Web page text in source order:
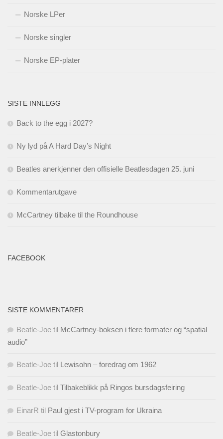
Norske LPer
Norske singler
Norske EP-plater
SISTE INNLEGG
Back to the egg i 2027?
Ny lyd på A Hard Day’s Night
Beatles anerkjenner den offisielle Beatlesdagen 25. juni
Kommentarutgave
McCartney tilbake til the Roundhouse
FACEBOOK
SISTE KOMMENTARER
Beatle-Joe til McCartney-boksen i flere formater og “spatial
audio”
Beatle-Joe til Lewisohn – foredrag om 1962
Beatle-Joe til Tilbakeblikk på Ringos bursdagsfeiring
EinarR til Paul gjest i TV-program for Ukraina
Beatle-Joe til Glastonbury